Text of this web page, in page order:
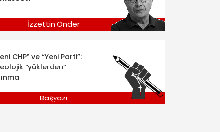
İzzettin Önder
CHP” ve “Yeni Parti”:
“yüklerden”
Başyazı